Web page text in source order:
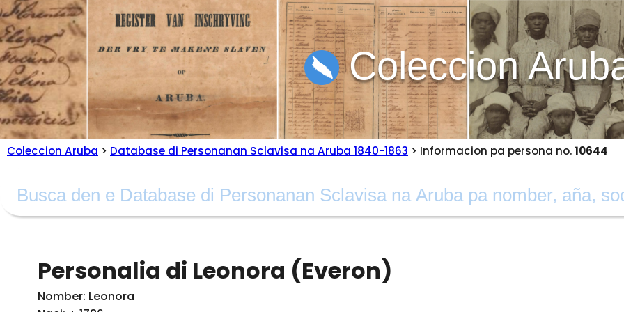
Coleccion
Coleccion Aruba > Database di Personanan Sclavisa na Aruba 1840-1863 > Informacion pa persona no.10644
Personalia di Leonora (Everon)
Nomber: Leonora